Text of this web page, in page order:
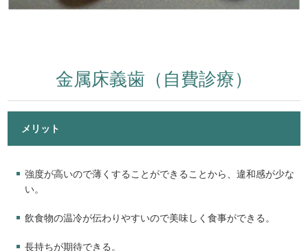
金属床義歯（自費診療）
メリット
強度が高いので薄くすることができることから、違和感が少な
い。
飲食物の温冷が伝わりやすいので美味しく食事ができる。
長持ちが期待できる。